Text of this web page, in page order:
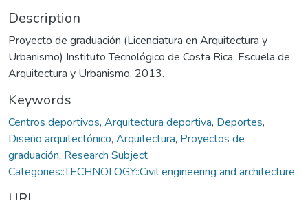
Description
Proyecto de graduación (Licenciatura en Arquitectura y
Urbanismo) Instituto Tecnológico de Costa Rica, Escuela de
Arquitectura y Urbanismo, 2013.
Keywords
Centros deportivos, Arquitectura deportiva, Deportes,
Diseño arquitectónico, Arquitectura, Proyectos de
graduación, Research Subject
Categories::TECHNOLOGY::Civil engineering and architecture